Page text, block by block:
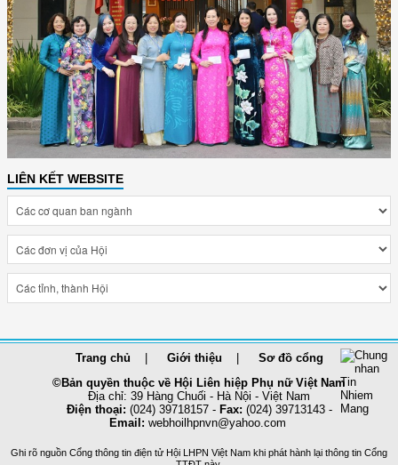
LIÊN KẾT WEBSITE
Trang chủ Giới thiệu
Sơ đồ cổng
©Bản quyền thuộc về Hội Liên hiệp Phụ nữ Việt Nam
Địa chỉ: 39 Hàng Chuối - Hà Nội - Việt Nam
Điện thoại: (024) 39718157 - Fax: (024) 39713143 -
Email: webhoilhpnvn@yahoo.com
Ghi rõ nguồn Cổng thông tin điện tử Hội LHPN Việt Nam khi phát hành lại thông tin Cổng